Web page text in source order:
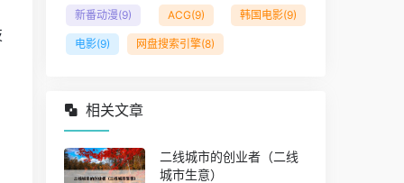
新番动漫(9) ACG(9) 韩国电影(9)
电影(9) 网盘搜索引擎(8)
相关文章
二线城市的创业者（二线
城市生意）